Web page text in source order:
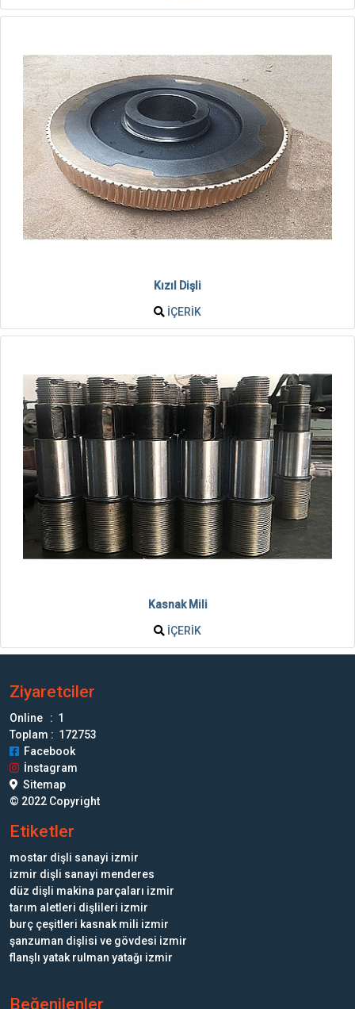
Kızıl Dişli
İÇERIK
Kasnak Mili
İÇERIK
Ziyaretciler
Online : 1
Toplam : 172753
Facebook
İnstagram
Sitemap
© 2022 Copyright
Etiketler
mostar dişli sanayi izmir
izmir dişli sanayi menderes
düz dişli makina parçaları izmir
tarım aletleri dişlileri izmir
burç çeşitleri kasnak mili izmir
şanzuman dişlisi ve gövdesi izmir
flanşlı yatak rulman yatağı izmir
Beğenilenler